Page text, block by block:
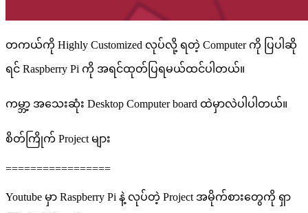
တကယ်ကို Highly Customized လုပ်လို့ ရတဲ့ Computer ကို ပြပါဆို
ရင် Raspberry Pi ကို အရင်ထုတ်ပြရမယ်ထင်ပါတယ်။
ကမ္ဘာ့ အသေးဆုံး Desktop Computer board ထဲမှာလဲပါပါတယ်။
စိတ်ကြိုက် Project များ
=================
Youtube မှာ Raspberry Pi နဲ့ လုပ်တဲ့ Project အမိုက်စားတွေကို ရှာ